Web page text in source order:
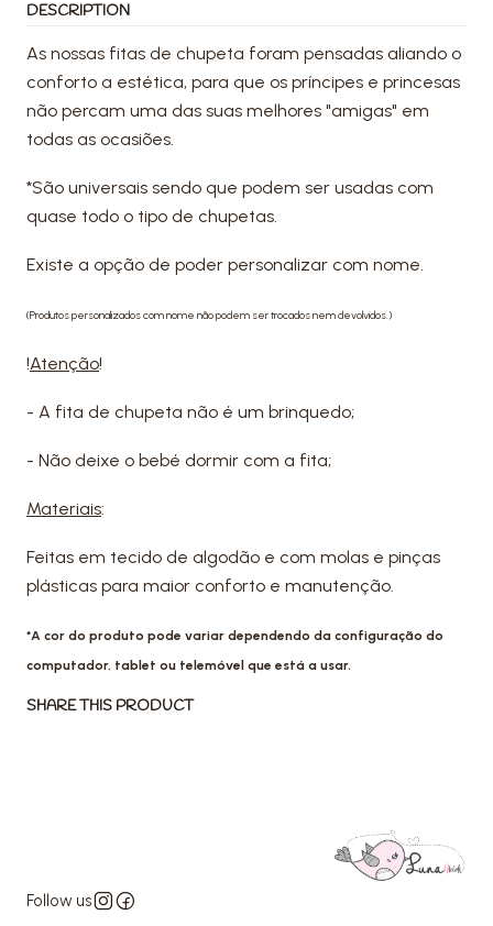
DESCRIPTION
As nossas fitas de chupeta foram pensadas aliando o
conforto a estética, para que os príncipes e princesas
não percam uma das suas melhores "amigas" em
todas as ocasiões.
*São universais sendo que podem ser usadas com
quase todo o tipo de chupetas.
Existe a opção de poder personalizar com nome.
(Produtos personalizados com nome não podem ser trocados nem devolvidos.)
!Atenção!
- A fita de chupeta não é um brinquedo;
- Não deixe o bebé dormir com a fita;
Materiais:
Feitas em tecido de algodão e com molas e pinças
plásticas para maior conforto e manutenção.
*A cor do produto pode variar dependendo da configuração do
computador, tablet ou telemóvel que está a usar.
SHARE THIS PRODUCT
Follow us